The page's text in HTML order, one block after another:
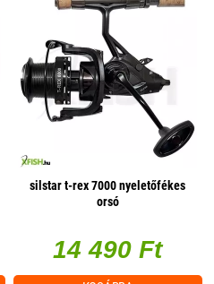
silstar t-rex 7000 nyeletőfékes
orsó
14 490 Ft